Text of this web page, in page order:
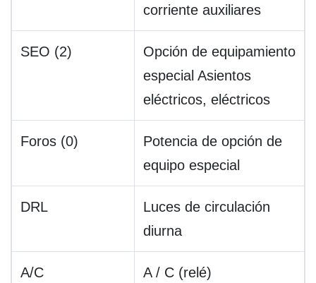
corriente auxiliares
SEO (2)
Opción de equipamiento
especial Asientos
eléctricos, eléctricos
Foros (0)
Potencia de opción de
equipo especial
DRL
Luces de circulación
diurna
A/C A / C (relé)